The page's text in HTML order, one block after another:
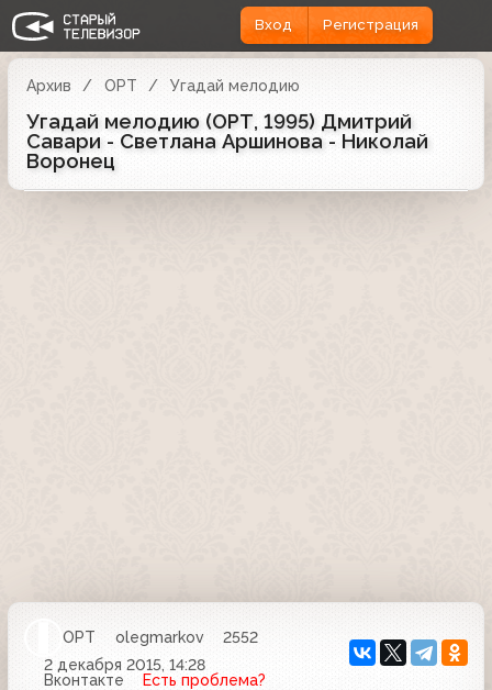
Вход Регистрация
Архив ОРТ Угадай мелодию
Угадай мелодию (ОРТ, 1995) Дмитрий
Савари - Светлана Аршинова - Николай
Воронец
ОРТ olegmarkov
2552
2 декабря 2015, 14:28
Вконтакте
Есть проблема?